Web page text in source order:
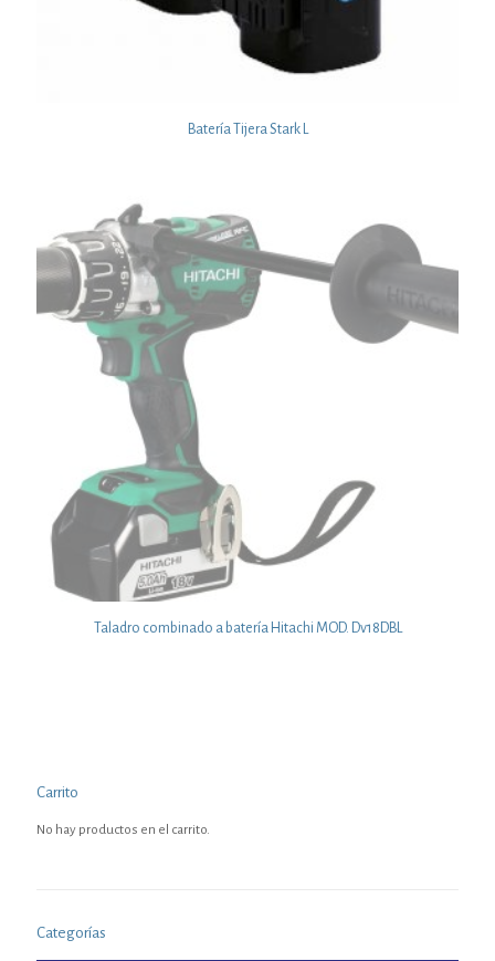
Batería Tijera Stark L
Taladro combinado a batería Hitachi MOD. Dv18DBL
Carrito
No hay productos en el carrito.
Categorías